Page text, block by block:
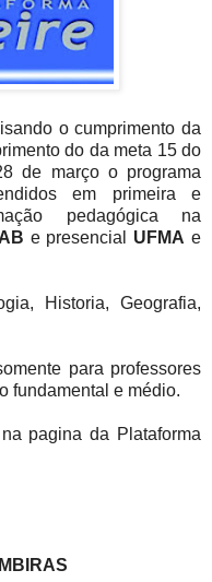
o cumprimento da
do da meta 15 do
de março o programa
em primeira e
pedagógica na
e presencial UFMA e
Historia, Geografia,
para professores
fundamental e médio.
pagina da Plataforma